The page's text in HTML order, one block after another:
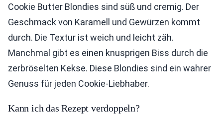
Cookie Butter Blondies sind süß und cremig. Der
Geschmack von Karamell und Gewürzen kommt
durch. Die Textur ist weich und leicht zäh.
Manchmal gibt es einen knusprigen Biss durch die
zerbröselten Kekse. Diese Blondies sind ein wahrer
Genuss für jeden Cookie-Liebhaber.
Kann ich das Rezept verdoppeln?